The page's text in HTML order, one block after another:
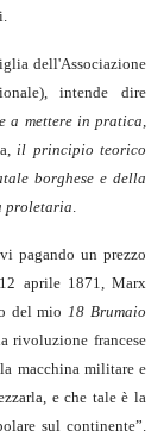
dell'Associazione
intende dire
a mettere in pratica,
il principio teorico
borghese e della
proletaria.
pagando un prezzo
aprile 1871, Marx
del mio18 Brumaio
rivoluzione francese
macchina militare e
e che tale è la
sul continente”.